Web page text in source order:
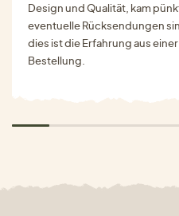
Design und Qualität, kam
eventuelle Rücksendungen
dies ist die Erfahrung aus
Bestellung.